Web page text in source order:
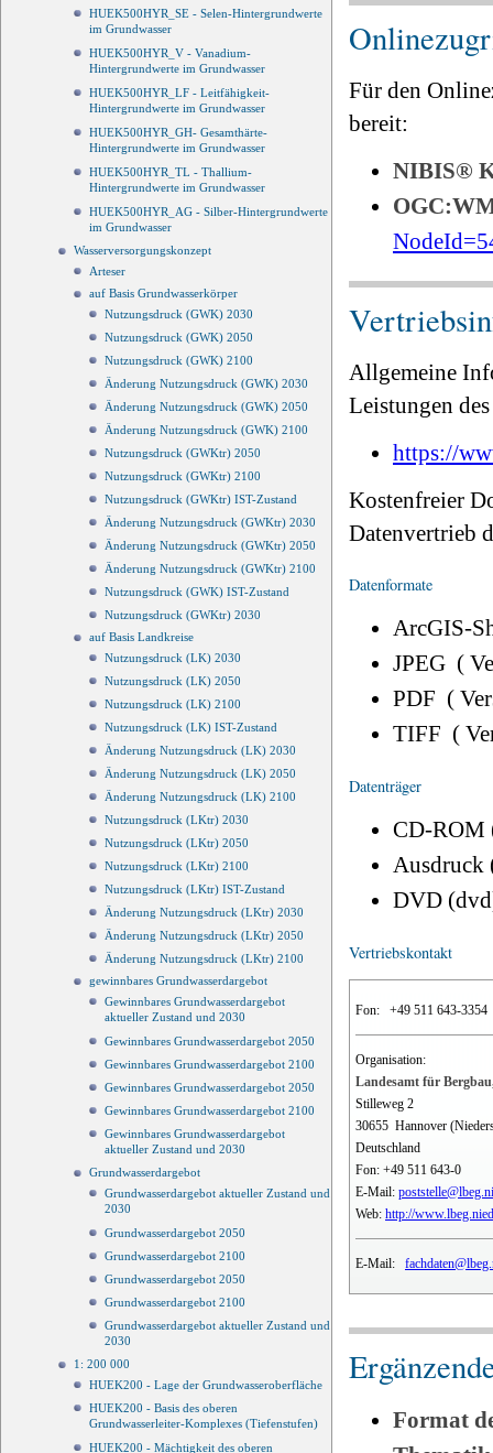
HUEK500HYR_SE - Selen-Hintergrundwerte
im Grundwasser
HUEK500HYR_V - Vanadium-
Hintergrundwerte im Grundwasser
HUEK500HYR_LF - Leitfähigkeit-
Hintergrundwerte im Grundwasser
HUEK500HYR_GH- Gesamthärte-
Hintergrundwerte im Grundwasser
HUEK500HYR_TL - Thallium-
Hintergrundwerte im Grundwasser
HUEK500HYR_AG - Silber-Hintergrundwerte
im Grundwasser
Wasserversorgungskonzept
Arteser
auf Basis Grundwasserkörper
Nutzungsdruck (GWK) 2030
Nutzungsdruck (GWK) 2050
Nutzungsdruck (GWK) 2100
Änderung Nutzungsdruck (GWK) 2030
Änderung Nutzungsdruck (GWK) 2050
Änderung Nutzungsdruck (GWK) 2100
Nutzungsdruck (GWKtr) 2050
Nutzungsdruck (GWKtr) 2100
Nutzungsdruck (GWKtr) IST-Zustand
Änderung Nutzungsdruck (GWKtr) 2030
Änderung Nutzungsdruck (GWKtr) 2050
Änderung Nutzungsdruck (GWKtr) 2100
Nutzungsdruck (GWK) IST-Zustand
Nutzungsdruck (GWKtr) 2030
auf Basis Landkreise
Nutzungsdruck (LK) 2030
Nutzungsdruck (LK) 2050
Nutzungsdruck (LK) 2100
Nutzungsdruck (LK) IST-Zustand
Änderung Nutzungsdruck (LK) 2030
Änderung Nutzungsdruck (LK) 2050
Änderung Nutzungsdruck (LK) 2100
Nutzungsdruck (LKtr) 2030
Nutzungsdruck (LKtr) 2050
Nutzungsdruck (LKtr) 2100
Nutzungsdruck (LKtr) IST-Zustand
Änderung Nutzungsdruck (LKtr) 2030
Änderung Nutzungsdruck (LKtr) 2050
Änderung Nutzungsdruck (LKtr) 2100
gewinnbares Grundwasserdargebot
Gewinnbares Grundwasserdargebot
aktueller Zustand und 2030
Gewinnbares Grundwasserdargebot 2050
Gewinnbares Grundwasserdargebot 2100
Gewinnbares Grundwasserdargebot 2050
Gewinnbares Grundwasserdargebot 2100
Gewinnbares Grundwasserdargebot
aktueller Zustand und 2030
Grundwasserdargebot
Grundwasserdargebot aktueller Zustand und
2030
Grundwasserdargebot 2050
Grundwasserdargebot 2100
Grundwasserdargebot 2050
Grundwasserdargebot 2100
Grundwasserdargebot aktueller Zustand und
2030
1: 200 000
HUEK200 - Lage der Grundwasseroberfläche
HUEK200 - Basis des oberen
Grundwasserleiter-Komplexes (Tiefenstufen)
HUEK200 - Mächtigkeit des oberen
Für den
bereit:
NIBIS®
Allgemeine
Leistungen
https://
Kostenfreier
Datenvertrieb
Datenformate
ArcGIS-
JPEG (
PDF (
TIFF (
Datenträger
CD-ROM
Ausdruck
DVD
Vertriebskontakt
Fon: +49 511 643-3354
Organisation:
Landesamt für
Stilleweg 2
30655 Hannover
Deutschland
Fon: +49 511 643-0
E-Mail:
Web: http://
E-Mail:
Format